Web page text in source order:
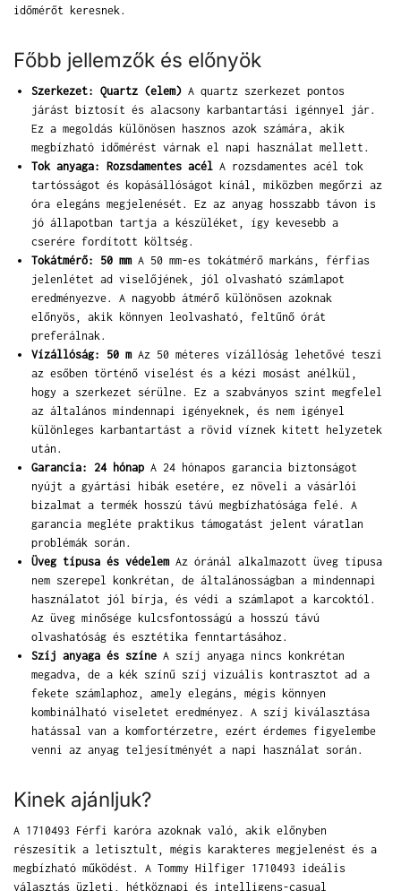
időmérőt keresnek.
Főbb jellemzők és előnyök
Szerkezet: Quartz (elem) A quartz szerkezet pontos
járást biztosít és alacsony karbantartási igénnyel jár.
Ez a megoldás különösen hasznos azok számára, akik
megbízható időmérést várnak el napi használat mellett.
Tok anyaga: Rozsdamentes acél A rozsdamentes acél tok
tartósságot és kopásállóságot kínál, miközben megőrzi az
óra elegáns megjelenését. Ez az anyag hosszabb távon is
jó állapotban tartja a készüléket, így kevesebb a
cserére fordított költség.
Tokátmérő: 50 mmA 50 mm-es tokátmérő markáns, férfias
jelenlétet ad viselőjének, jól olvasható számlapot
eredményezve. A nagyobb átmérő különösen azoknak
előnyös, akik könnyen leolvasható, feltűnő órát
preferálnak.
Vízállóság: 50 mAz 50 méteres vízállóság lehetővé teszi
az esőben történő viselést és a kézi mosást anélkül,
hogy a szerkezet sérülne. Ez a szabványos szint megfelel
az általános mindennapi igényeknek, és nem igényel
különleges karbantartást a rövid víznek kitett helyzetek
után.
Garancia: 24 hónap A 24 hónapos garancia biztonságot
nyújt a gyártási hibák esetére, ez növeli a vásárlói
bizalmat a termék hosszú távú megbízhatósága felé. A
garancia megléte praktikus támogatást jelent váratlan
problémák során.
Üveg típusa és védelemAz óránál alkalmazott üveg típusa
nem szerepel konkrétan, de általánosságban a mindennapi
használatot jól bírja, és védi a számlapot a karcoktól.
Az üveg minősége kulcsfontosságú a hosszú távú
olvashatóság és esztétika fenntartásához.
Szíj anyaga és színe A szíj anyaga nincs konkrétan
megadva, de a kék színű szíj vizuális kontrasztot ad a
fekete számlaphoz, amely elegáns, mégis könnyen
kombinálható viseletet eredményez. A szíj kiválasztása
hatással van a komfortérzetre, ezért érdemes figyelembe
venni az anyag teljesítményét a napi használat során.
Kinek ajánljuk?
A 1710493 Férfi karóra azoknak való, akik előnyben
részesítik a letisztult, mégis karakteres megjelenést és a
megbízható működést. A Tommy Hilfiger 1710493 ideális
választás üzleti, hétköznapi és intelligens-casual